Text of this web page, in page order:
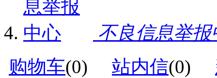
不良信息举报
购物车(0) 站内信(0)